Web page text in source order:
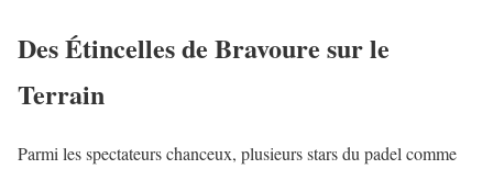
Des Étincelles de Bravoure sur le
Terrain
Parmi les spectateurs chanceux, plusieurs stars du padel comme